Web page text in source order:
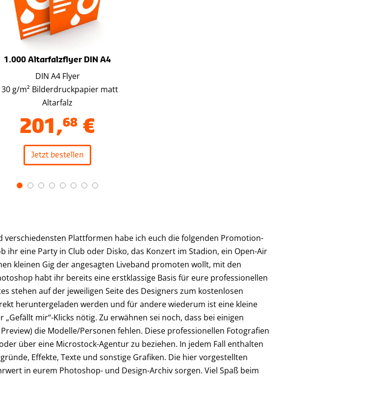
1.000 Altarfalzflyer DIN A4
DIN A4 Flyer
g/m² Bilderdruckpapier matt
Altarfalz
201 ,68 €
Jetzt bestellen
Plattformen habe ich euch die folgenden Promotion-
ihr eine Party in Club oder Disko, das Konzert im Stadion, ein Open-Air
kleinen Gig der angesagten Liveband promoten wollt, mit den
habt ihr bereits eine erstklassige Basis für eure professionellen
stehen auf der jeweiligen Seite des Designers zum kostenlosen
heruntergeladen werden und für andere wiederum ist eine kleine
mir“-Klicks nötig. Zu erwähnen sei noch, dass bei einigen
die Modelle/Personen fehlen. Diese professionellen Fotografien
über eine Microstock-Agentur zu beziehen. In jedem Fall enthalten
Effekte, Texte und sonstige Grafiken. Die hier vorgestellten
in eurem Photoshop- und Design-Archiv sorgen. Viel Spaß beim